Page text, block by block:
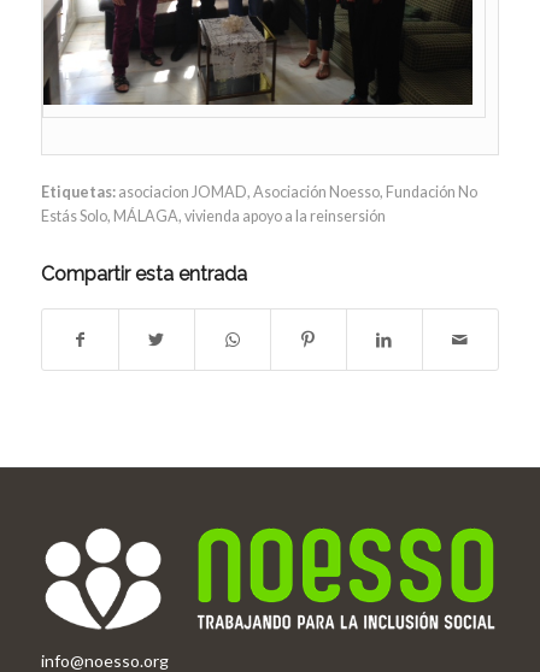
Etiquetas: asociacion JOMAD, Asociación Noesso, Fundación No
Estás Solo, MÁLAGA, vivienda apoyo a la reinsersión
Compartir esta entrada
info@noesso.org